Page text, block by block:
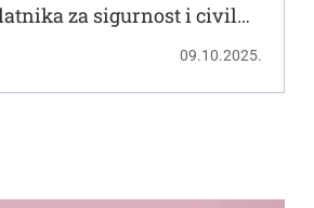
za sigurnost i civilnu
zaštitu (M/Ž)
09.10.2025.